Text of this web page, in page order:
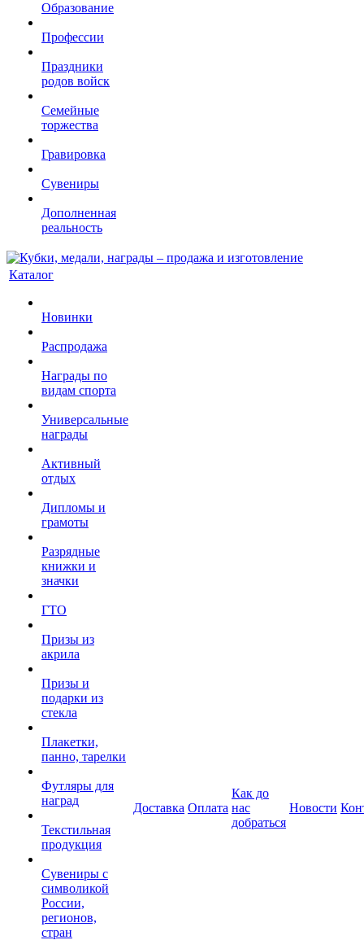
Образование
Профессии
Праздники
родов войск
Семейные
торжества
Гравировка
Сувениры
Дополненная
реальность
Каталог
Новинки
Распродажа
Награды по
видам спорта
Универсальные
награды
Активный
отдых
Дипломы и
грамоты
Разрядные
книжки и
значки
ГТО
Призы из
акрила
Призы и
подарки из
стекла
Плакетки,
панно, тарелки
Футляры для
наград
Текстильная
продукция
Сувениры с
символикой
России,
регионов,
стран
Доставка Оплата
Как до
нас
добраться
Новости